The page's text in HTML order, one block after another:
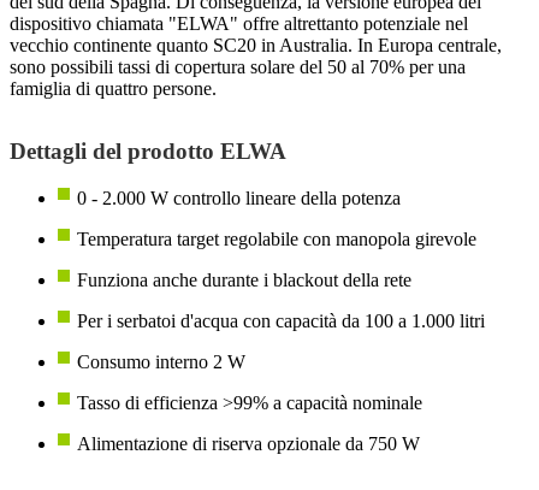
dispositivo chiamata "ELWA" offre altrettanto potenziale nel
vecchio continente quanto SC20 in Australia. In Europa centrale,
sono possibili tassi di copertura solare del 50 al 70% per una
famiglia di quattro persone.
Dettagli del prodotto ELWA
0 - 2.000 W controllo lineare della potenza
Temperatura target regolabile con manopola girevole
Funziona anche durante i blackout della rete
Per i serbatoi d'acqua con capacità da 100 a 1.000 litri
Consumo interno 2 W
Tasso di efficienza >99% a capacità nominale
Alimentazione di riserva opzionale da 750 W